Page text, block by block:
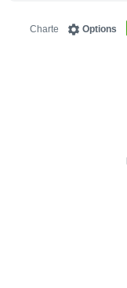
Options
Charte